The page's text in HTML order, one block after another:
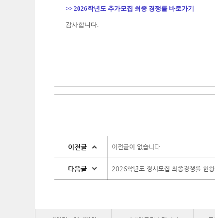
>> 2026학년도 추가모집 최종 경쟁률 바로가기
감사합니다.
이전글 이전글이 없습니다
다음글 2026학년도 정시모집 최종경쟁률 현황